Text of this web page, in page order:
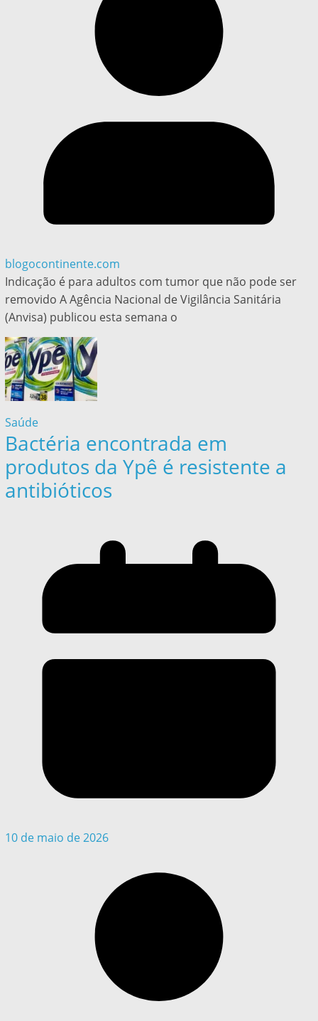
blogocontinente.com
Indicação é para adultos com tumor que não pode ser
removido A Agência Nacional de Vigilância Sanitária
(Anvisa) publicou esta semana o
Saúde
Bactéria encontrada em
produtos da Ypê é resistente a
antibióticos
10 de maio de 2026